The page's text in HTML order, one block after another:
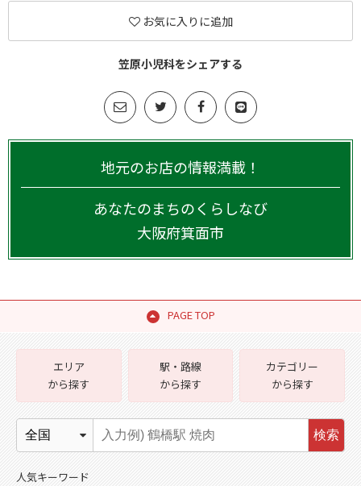
お気に入りに追加
笠原小児科をシェアする
地元のお店の情報満載！
あなたのまちのくらしなび
大阪府箕面市
PAGE TOP
エリア
から探す
駅・路線
から探す
カテゴリー
から探す
検索
人気キーワード